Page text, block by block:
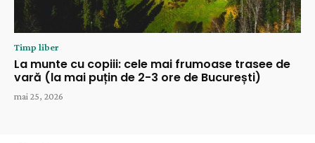
Timp liber
La munte cu copiii: cele mai frumoase trasee de
vară (la mai puțin de 2-3 ore de București)
mai 25, 2026